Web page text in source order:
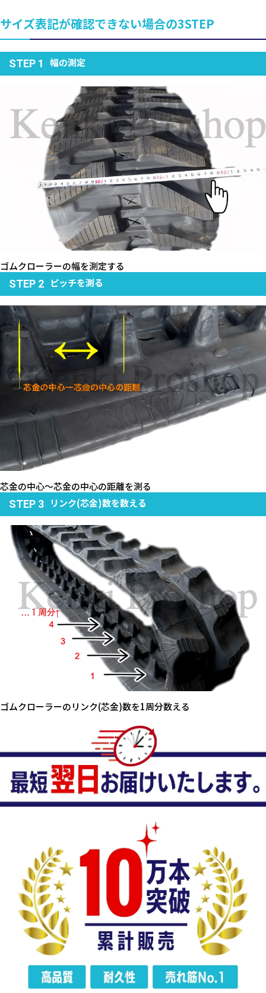
サイズ表記が確認できない場合の3STEP
STEP 1 幅の測定
ゴムクローラーの幅を測定する
STEP 2 ピッチを測る
芯金の中心～芯金の中心の距離を測る
STEP 3
リンク(芯金)数を数える
ゴムクローラーのリンク(芯金)数を1周分数える